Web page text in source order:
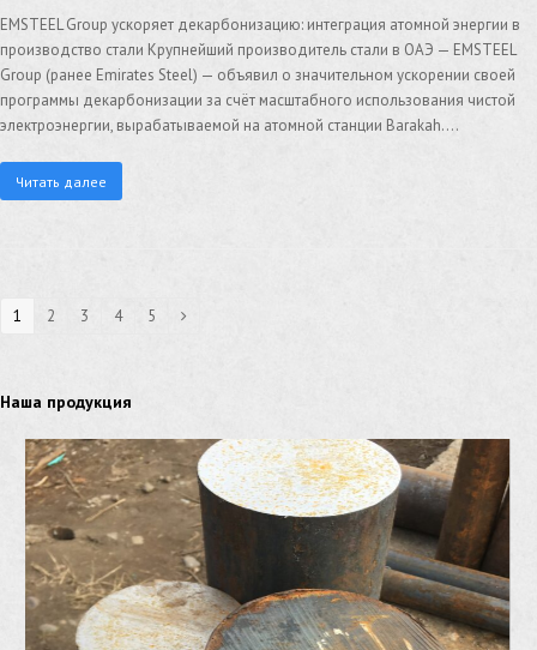
EMSTEEL Group ускоряет декарбонизацию: интеграция атомной энергии в
производство стали Крупнейший производитель стали в ОАЭ — EMSTEEL
Group (ранее Emirates Steel) — объявил о значительном ускорении своей
программы декарбонизации за счёт масштабного использования чистой
электроэнергии, вырабатываемой на атомной станции Barakah.…
Читать далее
1 2 3 4 5
Наша продукция